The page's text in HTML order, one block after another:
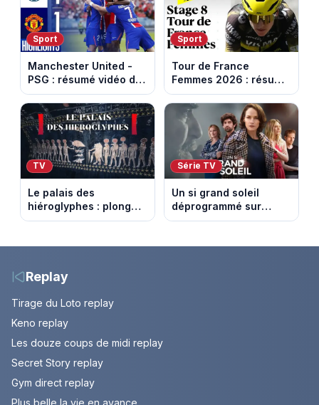
Sport
Manchester United -
PSG : résumé vidéo du
match amical du 8 août
2026
Sport
Tour de France
Femmes 2026 : résumé
vidéo de la 9e étape
entre Sisteron et Nice
TV
Le palais des
hiéroglyphes : plongez
dans la tombe
les archéologues
Série TV
Un si grand soleil
déprogrammé sur
France 3 : cinq
diffusés le 13 août
Replay
Tirage du Loto replay
Keno replay
Les douze coups de midi replay
Secret Story replay
Gym direct replay